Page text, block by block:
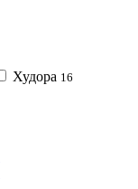
Худора 16